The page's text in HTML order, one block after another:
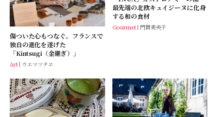
傷ついた心もつなぐ。フランスで
独自の進化を遂げた
「Kintsugi（金継ぎ）」
Art ウエマツチヱ
最先端の北欧キュイジーヌに化身
する和の食材
Gourmet 門賀美央子